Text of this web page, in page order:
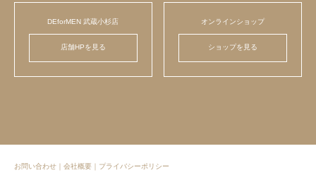
DEforMEN 武蔵小杉店
店舗HPを見る
オンラインショップ
ショップを見る
お問い合わせ 会社概要 プライバシーポリシー